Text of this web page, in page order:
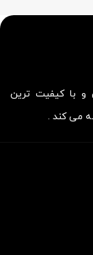
و با کیفیت ترین
می کند .